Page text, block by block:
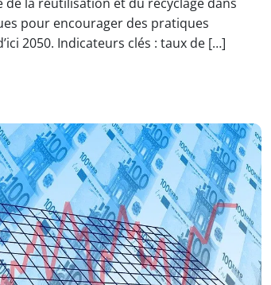
pour encourager des pratiques
2050. Indicateurs clés : taux de […]